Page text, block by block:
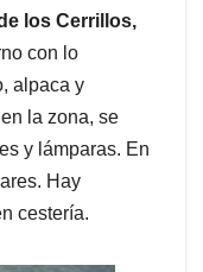
los Cerrillos,
con lo
alpaca y
la zona, se
y lámparas. En
Hay
cestería.